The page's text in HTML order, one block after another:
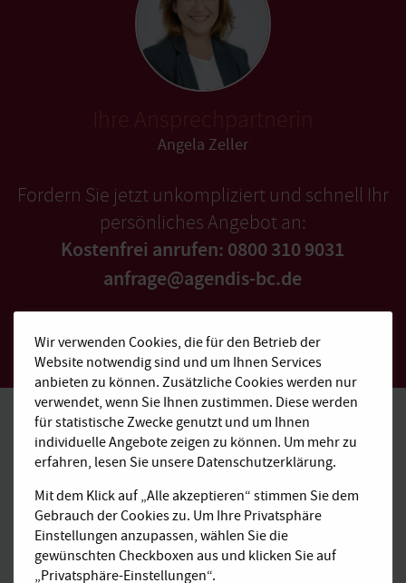
Ihre Ansprechpartnerin
Angela Zeller
Fordern Sie jetzt unkompliziert und schnell Ihr
persönliches Angebot an:
Kostenfrei anrufen: 0800 310 9031
anfrage@agendis-bc.de
Schnellangebot
Alles inklusive,
kalkulierbar und transparent
Buchen Sie bei AGENDIS komfortable Komplettpakete
Wir verwenden Cookies, die für den Betrieb der
Website notwendig sind und um Ihnen Services
anbieten zu können. Zusätzliche Cookies werden nur
verwendet, wenn Sie Ihnen zustimmen. Diese werden
für statistische Zwecke genutzt und um Ihnen
individuelle Angebote zeigen zu können. Um mehr zu
erfahren, lesen Sie unsere Datenschutzerklärung.
Mit dem Klick auf „Alle akzeptieren“ stimmen Sie dem
Gebrauch der Cookies zu. Um Ihre Privatsphäre
Einstellungen anzupassen, wählen Sie die
gewünschten Checkboxen aus und klicken Sie auf
„Privatsphäre-Einstellungen“.